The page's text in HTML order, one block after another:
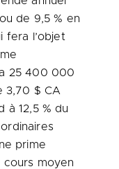
de 9,5 % en
fera l’objet
25 400 000
3,70 $ CA
à 12,5 % du
prime
cours moyen